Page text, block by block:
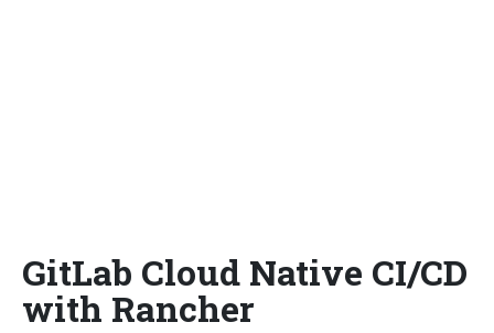
GitLab Cloud Native CI/CD
with Rancher